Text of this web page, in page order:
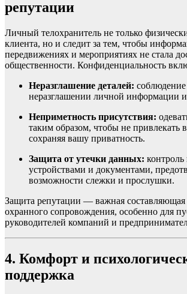
репутации
Личный телохранитель не только
клиента, но и следит за тем, чтобы
передвижениях и мероприятиях не стала
общественности. Конфиденциальность
Неразглашение деталей:
неразглашении личной информации
Неприметность присутствия:
таким образом, чтобы не привлекать
сохраняя вашу приватность.
Защита от утечки данных:
устройствами и документами,
возможности слежки и прослушки.
Защита репутации — важная
охранного сопровождения, особенно для
руководителей компаний и
4. Комфорт и
поддержка